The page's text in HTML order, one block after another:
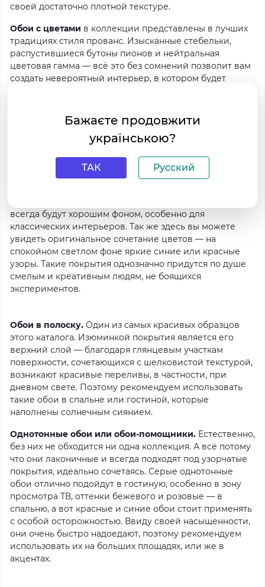
своей достаточно плотной текстуре.
Обои с цветами в коллекции представлены в лучших
традициях стиля прованс. Изысканные стебельки,
распустившиеся бутоны пионов и нейтральная
цветовая гамма — всё это без сомнений позволит вам
создать невероятный интерьер, в котором будет
гармонию и уют в вашем доме.
Такое покрытие сможет задать нужный ритм
помещению, делая его комфортным для общения, а
всегда будут хорошим фоном, особенно для
классических интерьеров. Так же здесь вы можете
увидеть оригинальное сочетание цветов — на
спокойном светлом фоне яркие синие или красные
узоры. Такие покрытия однозначно придутся по душе
смелым и креативным людям, не боящихся
экспериментов.
Обои в полоску. Один из самых красивых образцов
этого каталога. Изюминкой покрытия является его
верхний слой — благодаря глянцевым участкам
поверхности, сочетающихся с шелковистой текстурой,
возникают красивые переливы, в частности, при
дневном свете. Поэтому рекомендуем использовать
такие обои в спальне или гостиной, которые
наполнены солнечным сиянием.
Однотонные обои или обои-помощники. Естественно,
без них не обходится ни одна коллекция. А всё потому
что они лаконичные и всегда подходят под узорчатые
покрытия, идеально сочетаясь. Серые однотонные
обои отлично подойдут в гостиную, особенно в зону
просмотра ТВ, оттенки бежевого и розовые — в
спальню, а вот красные и синие обои стоит применять
с особой осторожностью. Ввиду своей насыщенности,
они очень быстро надоедают, поэтому рекомендуем
использовать их на больших площадях, или же в
акцентах.
Бажаєте продовжити
українською?
ТАК Русский